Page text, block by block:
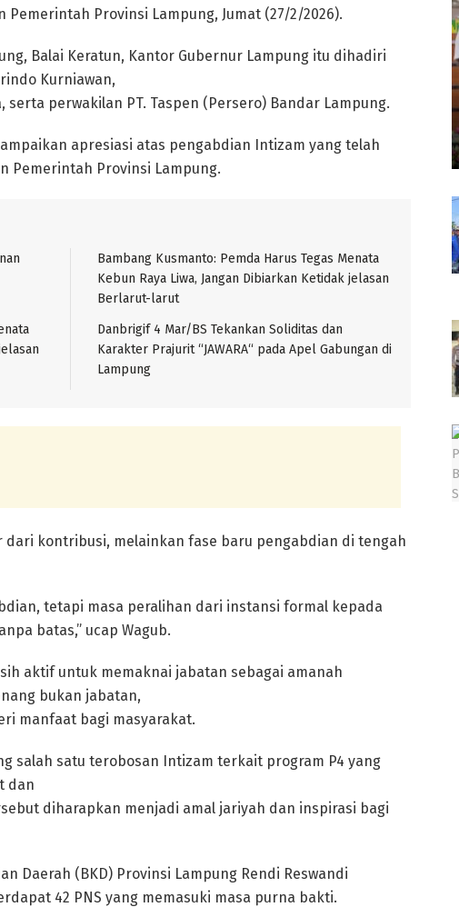
Provinsi Lampung, Jumat (27/2/2026).
Balai Keratun, Kantor Gubernur Lampung itu dihadiri
Kurniawan,
perwakilan PT. Taspen (Persero) Bandar Lampung.
apresiasi atas pengabdian Intizam yang telah
Pemerintah Provinsi Lampung.
Bambang Kusmanto: Pemda Harus Tegas Menata
Kebun Raya Liwa, Jangan Dibiarkan Ketidak jelasan
Berlarut-larut
Danbrigif 4 Mar/BS Tekankan Soliditas dan
Karakter Prajurit “JAWARA“ pada Apel Gabungan di
Lampung
kontribusi, melainkan fase baru pengabdian di tengah
tetapi masa peralihan dari instansi formal kepada
batas,” ucap Wagub.
aktif untuk memaknai jabatan sebagai amanah
bukan jabatan,
manfaat bagi masyarakat.
salah satu terobosan Intizam terkait program P4 yang
dan
diharapkan menjadi amal jariyah dan inspirasi bagi
Daerah (BKD) Provinsi Lampung Rendi Reswandi
42 PNS yang memasuki masa purna bakti.